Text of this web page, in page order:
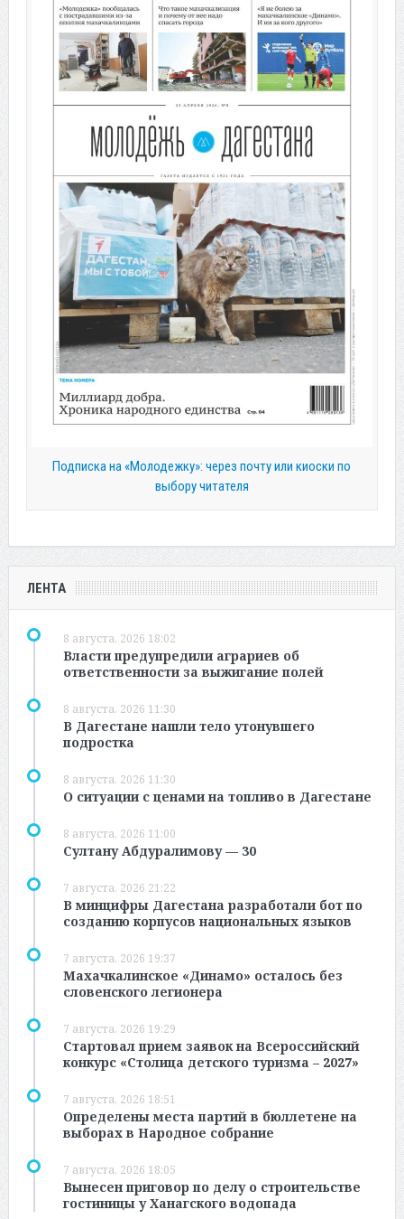
Подписка на «Молодежку»: через почту или киоски по
выбору читателя
ЛЕНТА
8 августа, 2026 18:02
Власти предупредили аграриев об
ответственности за выжигание полей
8 августа, 2026 11:30
В Дагестане нашли тело утонувшего
подростка
8 августа, 2026 11:30
О ситуации с ценами на топливо в Дагестане
8 августа, 2026 11:00
Султану Абдуралимову — 30
7 августа, 2026 21:22
В минцифры Дагестана разработали бот по
созданию корпусов национальных языков
7 августа, 2026 19:37
Махачкалинское «Динамо» осталось без
словенского легионера
7 августа, 2026 19:29
Стартовал прием заявок на Всероссийский
конкурс «Столица детского туризма – 2027»
7 августа, 2026 18:51
Определены места партий в бюллетене на
выборах в Народное собрание
7 августа, 2026 18:05
Вынесен приговор по делу о строительстве
гостиницы у Ханагского водопада